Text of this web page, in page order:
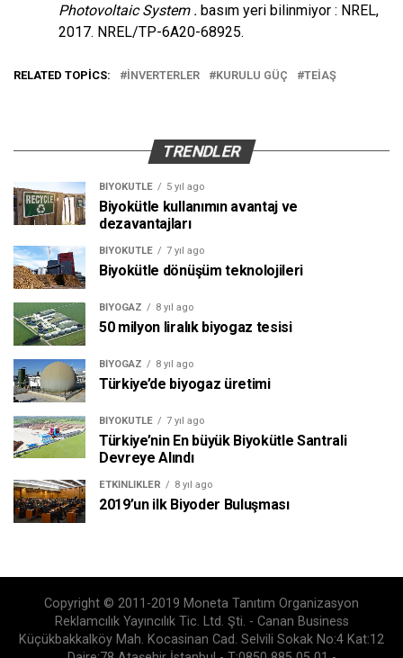
Photovoltaic System . basım yeri bilinmiyor : NREL,
2017. NREL/TP-6A20-68925.
RELATED TOPICS: İNVERTERLER KURULU GÜÇ TEİAŞ
TRENDLER
BIYOKÜTLE 5 yıl ago
Biyokütle kullanımın avantaj ve
dezavantajları
BIYOKÜTLE 7 yıl ago
Biyokütle dönüşüm teknolojileri
BIYOGAZ 8 yıl ago
50 milyon liralık biyogaz tesisi
BIYOGAZ 8 yıl ago
Türkiye’de biyogaz üretimi
BIYOKÜTLE 7 yıl ago
Türkiye’nin En büyük Biyokütle Santrali
Devreye Alındı
ETKINLIKLER 8 yıl ago
2019’un ilk Biyoder Buluşması
Copyright © 2011-2019 Moneta Tanıtım Organizasyon
Reklamcılık Yayıncılık Tic. Ltd. Şti. - Canan Business
Küçükbakkalköy Mah. Kocasinan Cad. Selvili Sokak No:4 Kat:12